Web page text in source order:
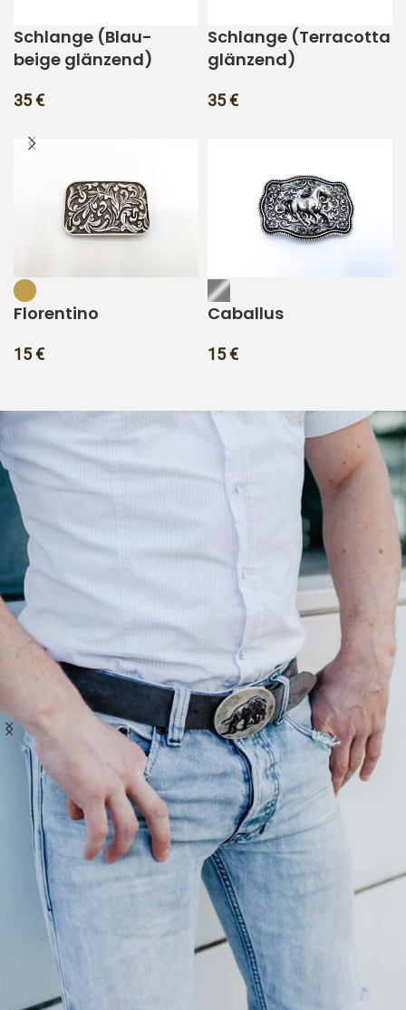
Schlange (Blau-
beige glänzend)
35€
Schlange (Terracotta
glänzend)
35€
Florentino
15€
Caballus
15€